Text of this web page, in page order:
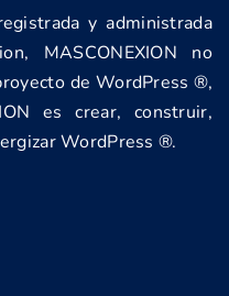
y administrada
MASCONEXION no
de WordPress ®,
es crear, construir,
WordPress ®.